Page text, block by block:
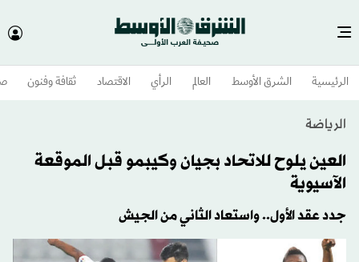
الرئيسية الشرق الأوسط​ العالم الرأي الاقتصاد ثقافة وفنون
الرياضة
العين يلوح للاتحاد بجيان وكيبمو قبل الموقعة
الآسيوية
جدد عقد الأول.. واستعاد الثاني من الجيش